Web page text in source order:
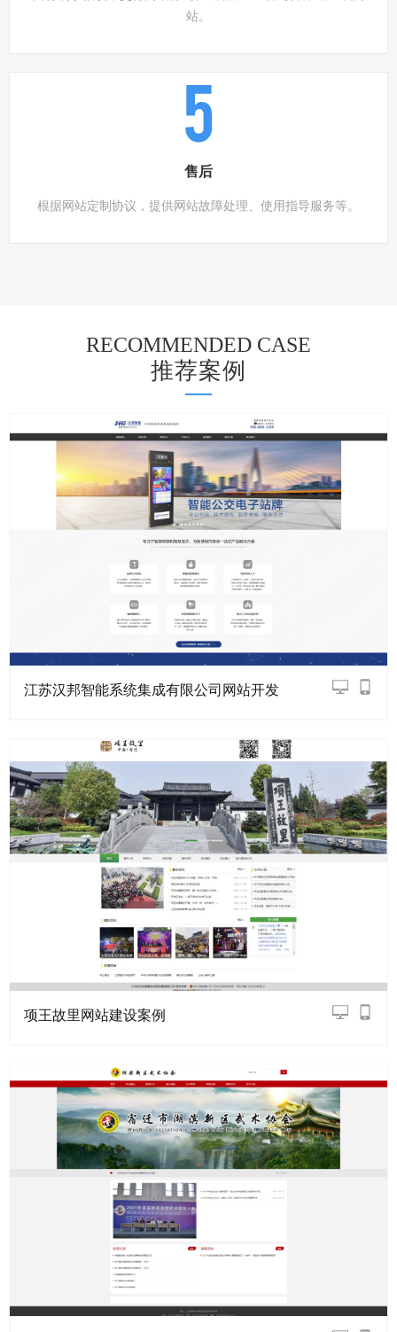
站。
5
售后
根据网站定制协议，提供网站故障处理、使用指导服务等。
RECOMMENDED CASE
推荐案例
江苏汉邦智能系统集成有限公司网站开发
项王故里网站建设案例